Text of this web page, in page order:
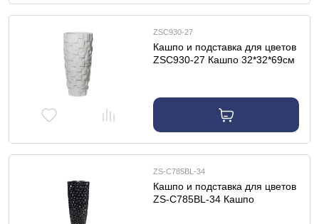
ZSC930-27
Кашпо и подставка для цветов
ZSC930-27 Кашпо 32*32*69см
ZS-C785BL-34
Кашпо и подставка для цветов
ZS-C785BL-34 Кашпо